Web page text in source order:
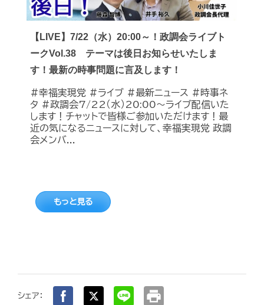
【LIVE】7/22（水）20:00～！政調会ライブト
ークVol.38 テーマは後日お知らせいたしま
す！最新の時事問題に言及します！
#幸福実現党 #ライブ #最新ニュース #時事ネ
タ #政調会7/22（水）20:00～ライブ配信いた
します！チャットで皆様ご参加いただけます！最
近の気になるニュースに対して、幸福実現党 政調
会メンバ...
もっと見る
シェア： print